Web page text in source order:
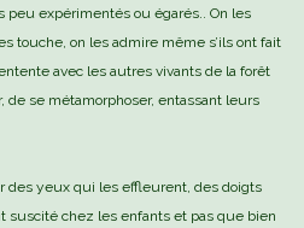
peu expérimentés ou égarés.. On les
touche, on les admire même s’ils ont fait
avec les autres vivants de la forêt
se métamorphoser, entassant leurs
des yeux qui les effleurent, des doigts
suscité chez les enfants et pas que bien